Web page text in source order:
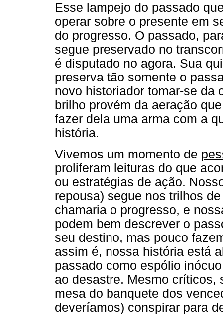
Esse lampejo do passado
operar sobre o presente em
do progresso. O passado,
segue preservado no
é disputado no agora. Sua
preserva tão somente o
novo historiador tomar-se da
brilho provém da aeração
fazer dela uma arma com a
história.
Vivemos um momento de
proliferam leituras do que
ou estratégias de ação.
repousa) segue nos trilhos
chamaria o progresso, e
podem bem descrever o
seu destino, mas pouco
assim é, nossa história está
passado como espólio
ao desastre. Mesmo críticos,
mesa do banquete dos
deveríamos) conspirar para